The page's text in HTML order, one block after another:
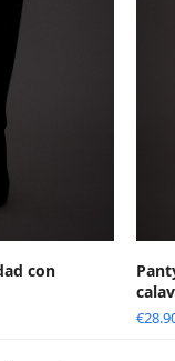
con
€